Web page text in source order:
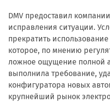
DMV предоставил
исправления ситуации.
прекратить
которое, по мнению
ложное ощущение полной
выполнила требование,
конфигуратора новых
крупнейший рынок